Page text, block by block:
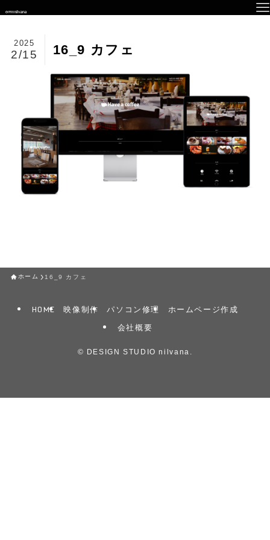
16_9 カフェ
2025
2/15
ホーム 16_9 カフェ
HOME 映像制作 パソコン修理 ホームページ作成
会社概要
© DESIGN STUDIO nilvana.